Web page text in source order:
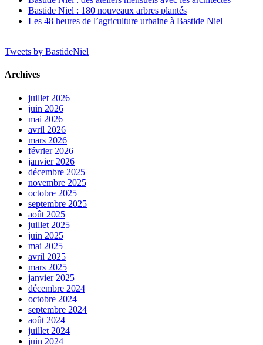
Bastide Niel : 180 nouveaux arbres plantés
Les 48 heures de l’agriculture urbaine à Bastide Niel
Tweets by BastideNiel
Archives
juillet 2026
juin 2026
mai 2026
avril 2026
mars 2026
février 2026
janvier 2026
décembre 2025
novembre 2025
octobre 2025
septembre 2025
août 2025
juillet 2025
juin 2025
mai 2025
avril 2025
mars 2025
janvier 2025
décembre 2024
octobre 2024
septembre 2024
août 2024
juillet 2024
juin 2024